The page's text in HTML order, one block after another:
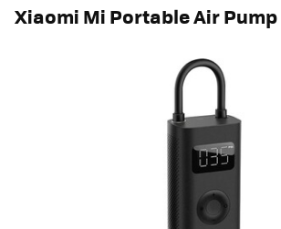
Xiaomi Mi Portable Air Pump